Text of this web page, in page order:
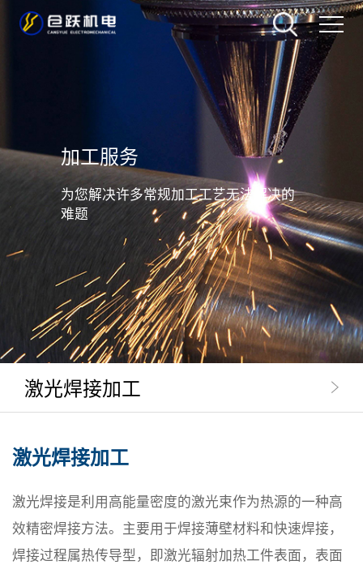
加工服务
为您解决许多常规加工工艺无法解决的
难题
激光焊接加工
激光焊接加工
激光焊接是利用高能量密度的激光束作为热源的一种高
效精密焊接方法。主要用于焊接薄壁材料和快速焊接，
焊接过程属热传导型，即激光辐射加热工件表面，表面